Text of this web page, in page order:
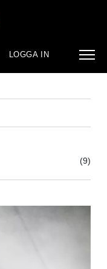
LOGGA IN
(9)